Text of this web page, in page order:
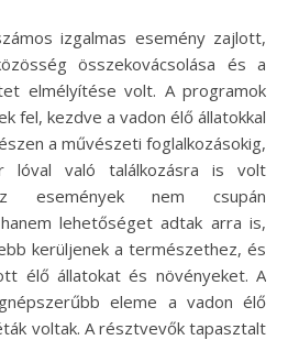
összekovácsolása és a
elmélyítése volt. A programok
fel, kezdve a vadon élő állatokkal
a művészeti foglalkozásokig,
lóval való találkozásra is volt
események nem csupán
lehetőséget adtak arra is,
kerüljenek a természethez, és
élő állatokat és növényeket. A
eleme a vadon élő
voltak. A résztvevők tapasztalt